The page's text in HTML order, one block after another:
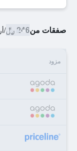
صفقات من246 ﷼ /
مزود